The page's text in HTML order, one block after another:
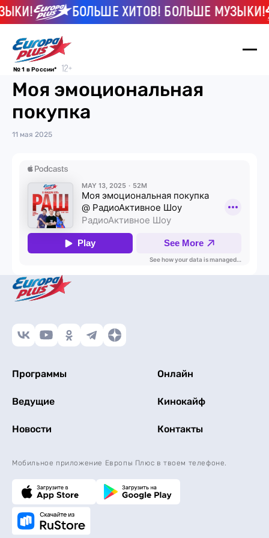
БОЛЬШЕ ХИТОВ! БОЛЬШЕ МУЗЫКИ!
№ 1 в России*
Моя эмоциональная
покупка
11 мая 2025
Программы Онлайн
Ведущие Кинокайф
Новости Контакты
Мобильное приложение Европы Плюс в твоем телефоне.